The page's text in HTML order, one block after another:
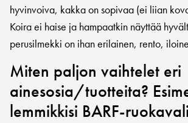
hyvinvoiva, kakka on sopivaa (ei liian
Koira ei haise ja hampaatkin näyttää
perusilmekki on ihan erilainen, rento,
Miten paljon vaihtelet eri
ainesosia/tuotteita?
lemmikkisi BARF-